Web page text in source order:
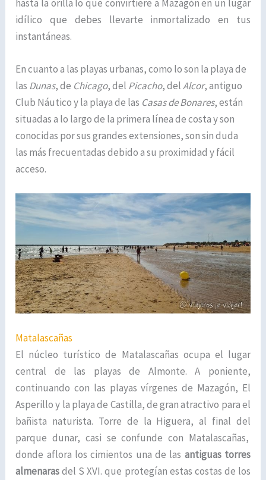
hasta la orilla lo que convirtiere a Mazagón en un lugar
idílico que debes llevarte inmortalizado en tus
instantáneas.
En cuanto a las playas urbanas, como lo son la playa de
las Dunas, de Chicago, del Picacho, delAlcor, antiguo
Club Náutico y la playa de las Casas de Bonares, están
situadas a lo largo de la primera línea de costa y son
conocidas por sus grandes extensiones, son sin duda
las más frecuentadas debido a su proximidad y fácil
acceso.
Matalascañas
El núcleo turístico de Matalascañas ocupa el lugar
central de las playas de Almonte. A poniente,
continuando con las playas vírgenes de Mazagón, El
Asperillo y la playa de Castilla, de gran atractivo para el
bañista naturista. Torre de la Higuera, al final del
parque dunar, casi se confunde con Matalascañas,
donde aflora los cimientos una de las antiguas torres
almenarasdel S XVI. que protegían estas costas de los